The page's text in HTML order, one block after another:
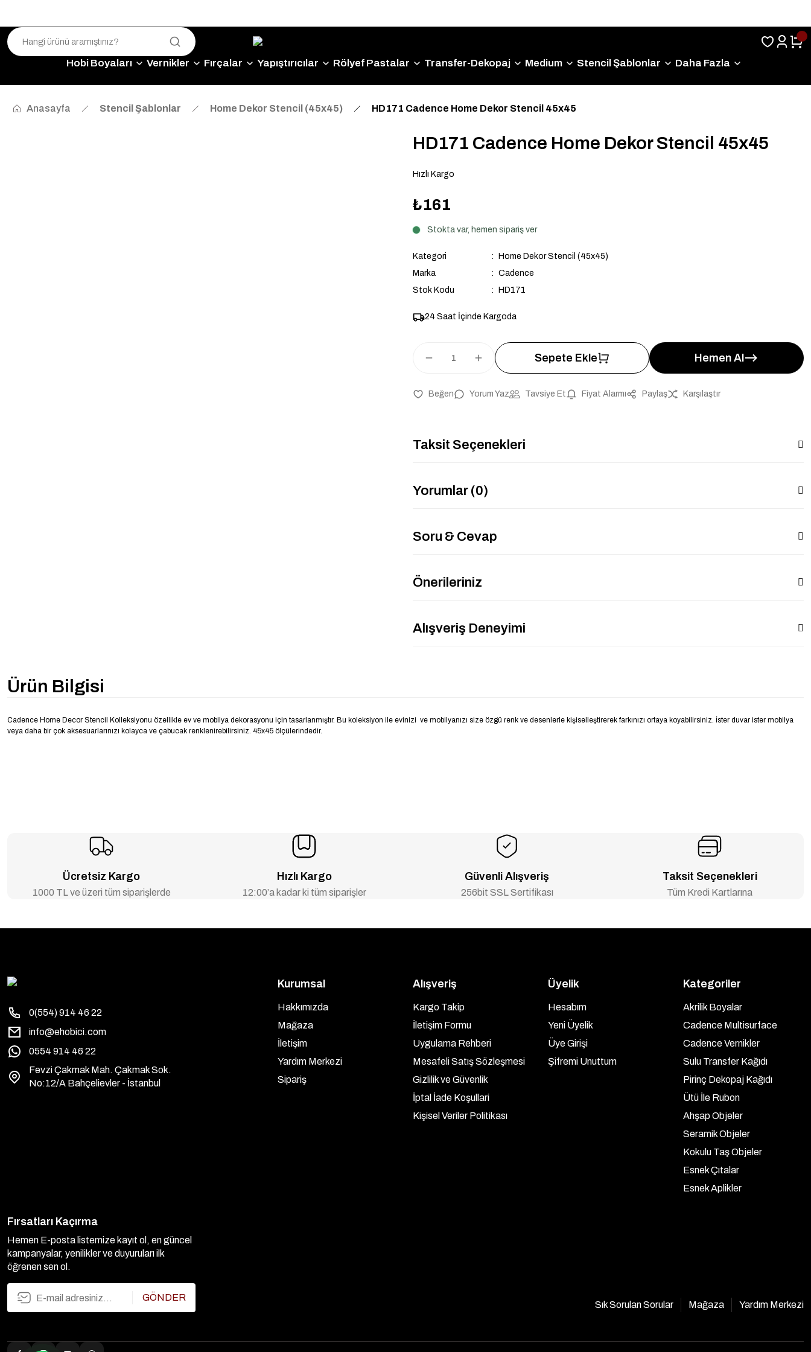
Hobi Boyaları Vernikler Fırçalar Yapıştırıcılar Rölyef Pastalar Transfer-Dekopaj Medium Stencil Şablonlar Daha Fazla
Anasayfa Stencil Şablonlar Home Dekor Stencil (45x45) HD171 Cadence Home Dekor Stencil 45x45
HD171 Cadence Home Dekor Stencil 45x45
Hızlı Kargo
₺161
Stokta var, hemen sipariş ver
Kategori
Home Dekor Stencil (45x45)
Marka
Cadence
Stok Kodu
HD171
24 Saat İçinde Kargoda
Sepete Ekle Hemen Al
Yorum Yaz Tavsiye Et Fiyat Alarmı Paylaş Karşılaştır
Taksit Seçenekleri
Yorumlar (0)
Soru & Cevap
Önerileriniz
Alışveriş Deneyimi
Ürün Bilgisi
Cadence Home Decor Stencil Kolleksiyonu özellikle ev ve mobilya dekorasyonu için tasarlanmıştır. Bu koleksiyon ile evinizi ve mobilyanızı size özgü renk ve desenlerle kişiselleştirerek farkınızı ortaya koyabilirsiniz. İster duvar ister mobilya
veya daha bir çok aksesuarlarınızı kolayca ve çabucak renklenirebilirsiniz. 45x45 ölçülerindedir.
Ücretsiz Kargo
1000 TL ve üzeri tüm siparişlerde
Hızlı Kargo
12:00’a kadar ki tüm siparişler
Güvenli Alışveriş
256bit SSL Sertifikası
Taksit Seçenekleri
Tüm Kredi Kartlarına
0(554) 914 46 22
info@ehobici.com
0554 914 46 22
Fevzi Çakmak Mah. Çakmak Sok.
No:12/A Bahçelievler - İstanbul
Kurumsal
Hakkımızda
Mağaza
İletişim
Yardım Merkezi
Sipariş
Alışveriş
Kargo Takip
İletişim Formu
Uygulama Rehberi
Mesafeli Satış Sözleşmesi
Gizlilik ve Güvenlik
İptal İade Koşullari
Kişisel Veriler Politikası
Üyelik
Hesabım
Yeni Üyelik
Üye Girişi
Şifremi Unuttum
Kategoriler
Akrilik Boyalar
Cadence Multisurface
Cadence Vernikler
Sulu Transfer Kağıdı
Pirinç Dekopaj Kağıdı
Ütü İle Rubon
Ahşap Objeler
Seramik Objeler
Kokulu Taş Objeler
Esnek Çıtalar
Esnek Aplikler
Fırsatları Kaçırma
Hemen E-posta listemize kayıt ol, en güncel
kampanyalar, yenilikler ve duyuruları ilk
öğrenen sen ol.
GÖNDER
Sık Sorulan Sorular Mağaza Yardım Merkezi